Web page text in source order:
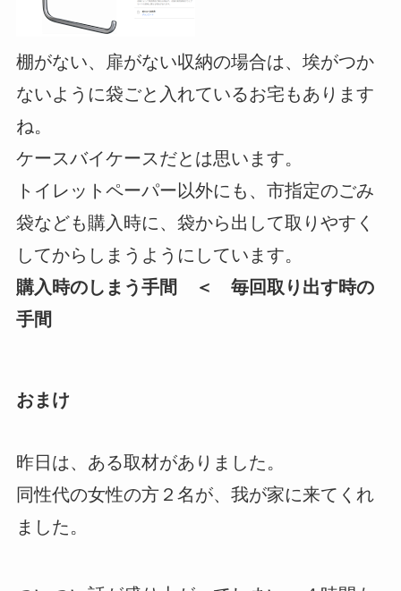
棚がない、扉がない収納の場合は、埃がつか
ないように袋ごと入れているお宅もあります
ね。
ケースバイケースだとは思います。
トイレットペーパー以外にも、市指定のごみ
袋なども購入時に、袋から出して取りやすく
してからしまうようにしています。
購入時のしまう手間 ＜ 毎回取り出す時の
手間
おまけ
昨日は、ある取材がありました。
同性代の女性の方２名が、我が家に来てくれ
ました。